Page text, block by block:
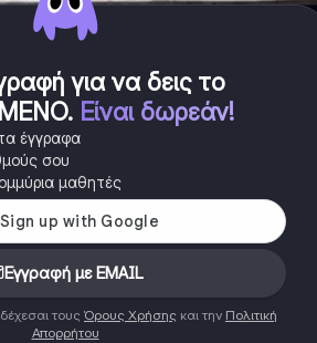
για να δεις το
. Είναι δωρεάν!
έγγραφα
σου
μαθητές
Εγγραφή με EMAIL
τους Όρους Χρήσης και την Πολιτική
Απορρήτου